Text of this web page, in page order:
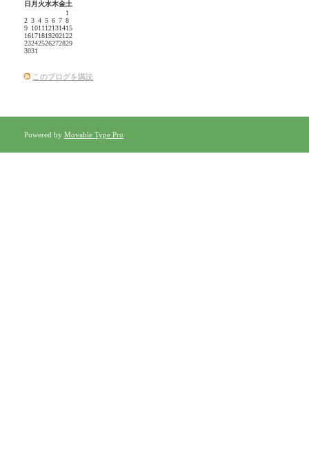
日 月 火水木金土
1
2 3 4 5 6 7 8
9 1011 12131415
16171819202122
23242526272829
3031
このブログを購読
Powered by Movable Type Pro